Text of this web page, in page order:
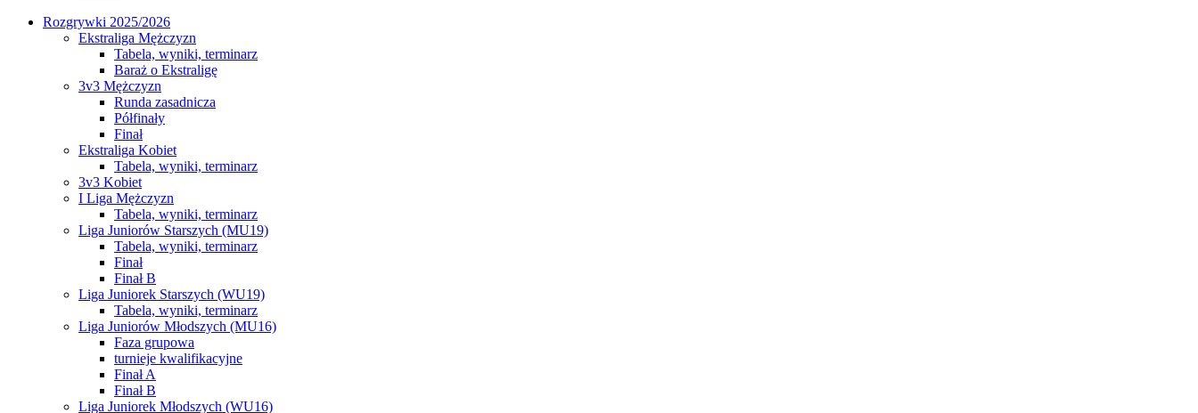
Rozgrywki 2025/2026
Ekstraliga Mężczyzn
Tabela, wyniki, terminarz
Baraż o Ekstraligę
3v3 Mężczyzn
Runda zasadnicza
Półfinały
Finał
Ekstraliga Kobiet
Tabela, wyniki, terminarz
3v3 Kobiet
I Liga Mężczyzn
Tabela, wyniki, terminarz
Liga Juniorów Starszych (MU19)
Tabela, wyniki, terminarz
Finał
Finał B
Liga Juniorek Starszych (WU19)
Tabela, wyniki, terminarz
Liga Juniorów Młodszych (MU16)
Faza grupowa
turnieje kwalifikacyjne
Finał A
Finał B
Liga Juniorek Młodszych (WU16)